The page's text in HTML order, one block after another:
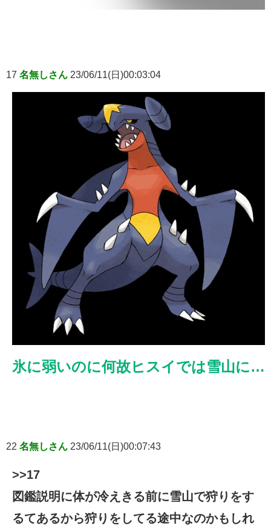
17 名無しさん 23/06/11(日)00:03:04
氷に弱いのに何故ヒスイでは雪山に…
22 名無しさん 23/06/11(日)00:07:43
>>17
図鑑説明に体が冷えきる前に雪山で狩りをす
るてあるから狩りをしてる途中なのかもしれ